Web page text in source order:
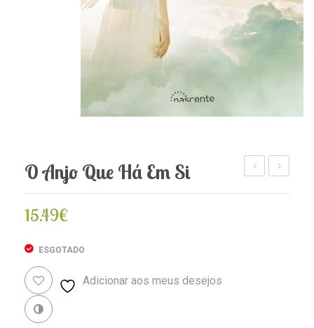
O Anjo Que Há Em Si
15.49€
ESGOTADO
Adicionar aos meus desejos